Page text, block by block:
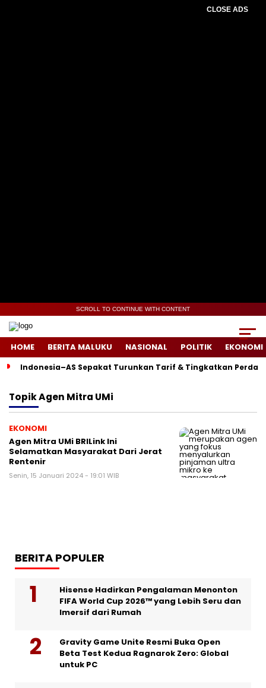
CLOSE ADS
SCROLL TO CONTINUE WITH CONTENT
HOME BERITA MALUKU NASIONAL POLITIK EKONOMI
Indonesia–AS Sepakat Turunkan Tarif & Tingkatkan
TopikAgen Mitra UMi
EKONOMI
Agen Mitra UMi BRILink Ini
Selamatkan Masyarakat Dari Jerat
Rentenir
Senin, 15 Januari 2024 - 19:01 WIB
BERITA POPULER
Hisense Hadirkan Pengalaman Menonton
FIFA World Cup 2026™ yang Lebih Seru dan
Imersif dari Rumah
Gravity Game Unite Resmi Buka Open
Beta Test Kedua Ragnarok Zero: Global
untuk PC